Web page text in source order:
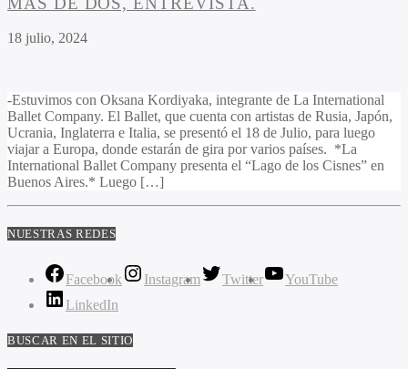
18 julio, 2024
-Estuvimos con Oksana Kordiyaka, integrante de La International
Ballet Company. El Ballet, que cuenta con artistas de Rusia, Japón,
Ucrania, Inglaterra e Italia, se presentó el 18 de Julio, para luego
viajar a Europa, donde estarán de gira por varios países. *La
International Ballet Company presenta el “Lago de los Cisnes” en
Buenos Aires.* Luego […]
NUESTRAS REDES
Facebook Instagram Twitter
YouTube
LinkedIn
BUSCAR EN EL SITIO